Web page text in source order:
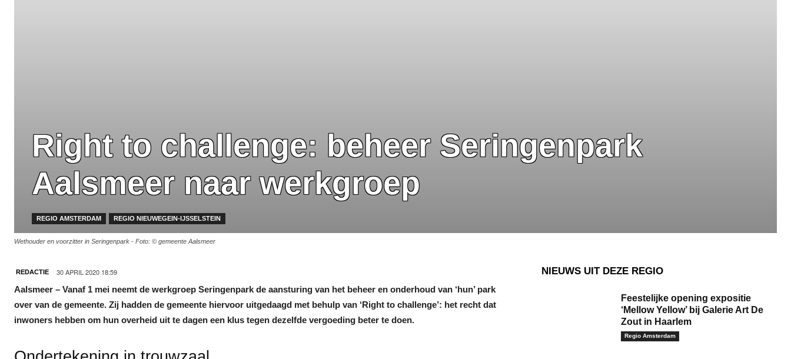
Right to challenge: beheer Seringenpark
Aalsmeer naar werkgroep
REGIO AMSTERDAM REGIO NIEUWEGEIN-IJSSELSTEIN
Wethouder en voorzitter in Seringenpark - Foto: © gemeente Aalsmeer
REDACTIE 30 APRIL 2020 18:59
Aalsmeer – Vanaf 1 mei neemt de werkgroep Seringenpark de aansturing van het beheer en onderhoud van ‘hun’ park
over van de gemeente. Zij hadden de gemeente hiervoor uitgedaagd met behulp van ‘Right to challenge’: het recht dat
inwoners hebben om hun overheid uit te dagen een klus tegen dezelfde vergoeding beter te doen.
NIEUWS UIT DEZE REGIO
Feestelijke opening expositie
‘Mellow Yellow’ bij Galerie Art De
Zout in Haarlem
Regio Amsterdam